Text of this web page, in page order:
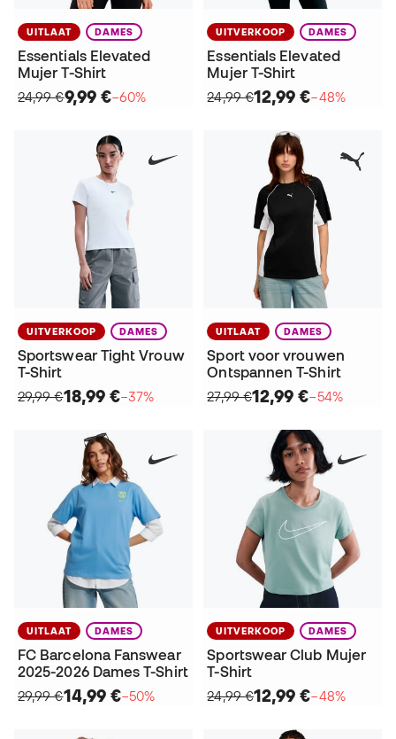
UITLAAT DAMES
Essentials Elevated
Mujer T-Shirt
24,99 €9,99 €−60%
UITVERKOOP DAMES
Essentials Elevated
Mujer T-Shirt
24,99 €12,99 €−48%
UITVERKOOP DAMES
Sportswear Tight Vrouw
T-Shirt
29,99 €18,99 €−37%
UITLAAT DAMES
Sport voor vrouwen
Ontspannen T-Shirt
27,99 €12,99 €−54%
UITLAAT DAMES
FC Barcelona Fanswear
2025-2026 Dames T-Shirt
29,99 €14,99 €−50%
UITVERKOOP DAMES
Sportswear Club Mujer
T-Shirt
24,99 €12,99 €−48%